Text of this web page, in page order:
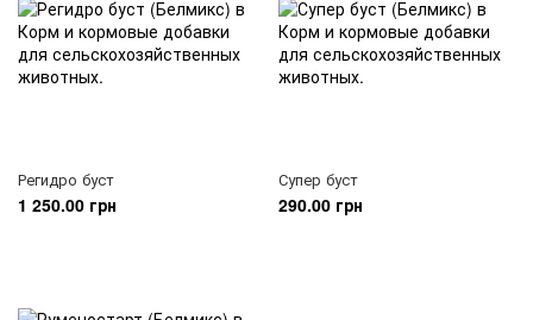
Регидро буст
1 250.00 грн
Супер буст
290.00 грн